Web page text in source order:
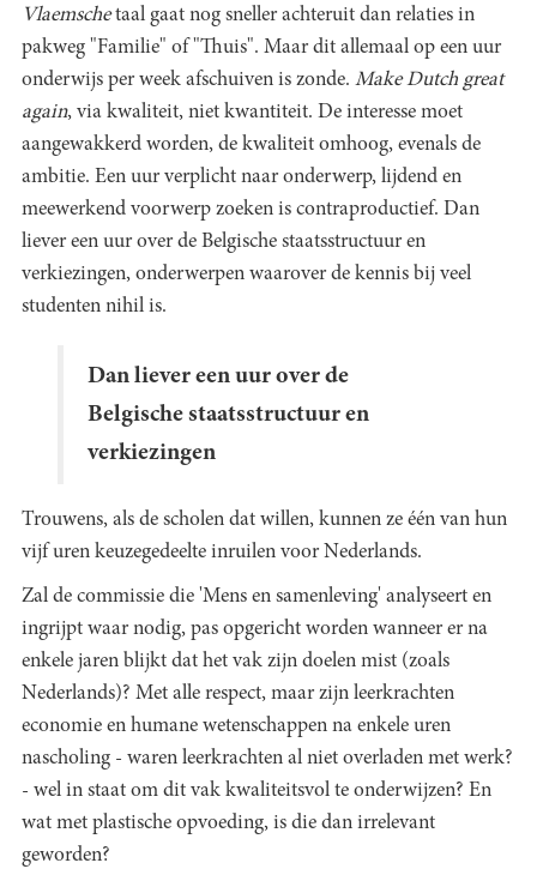
Vlaemschetaal gaat nog sneller achteruit dan relaties in
pakweg "Familie" of "Thuis". Maar dit allemaal op een uur
onderwijs per week afschuiven is zonde. Make Dutch great
again, via kwaliteit, niet kwantiteit. De interesse moet
aangewakkerd worden, de kwaliteit omhoog, evenals de
ambitie. Een uur verplicht naar onderwerp, lijdend en
meewerkend voorwerp zoeken is contraproductief. Dan
liever een uur over de Belgische staatsstructuur en
verkiezingen, onderwerpen waarover de kennis bij veel
studenten nihil is.
Dan liever een uur over de
Belgische staatsstructuur en
verkiezingen
Trouwens, als de scholen dat willen, kunnen ze één van hun
vijf uren keuzegedeelte inruilen voor Nederlands.
Zal de commissie die 'Mens en samenleving' analyseert en
ingrijpt waar nodig, pas opgericht worden wanneer er na
enkele jaren blijkt dat het vak zijn doelen mist (zoals
Nederlands)? Met alle respect, maar zijn leerkrachten
economie en humane wetenschappen na enkele uren
nascholing - waren leerkrachten al niet overladen met werk?
- wel in staat om dit vak kwaliteitsvol te onderwijzen? En
wat met plastische opvoeding, is die dan irrelevant
geworden?